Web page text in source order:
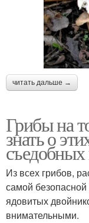
читать дальше →
Грибы на
знать о
съедобных
Из всех грибов,
самой безопасной
ядовитых
внимательными.